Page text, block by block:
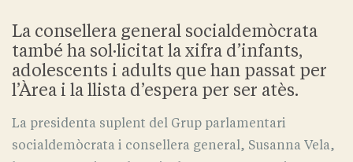
La consellera general socialdemòcrata
també ha sol·licitat la xifra d’infants,
adolescents i adults que han passat per
l’Àrea i la llista d’espera per ser atès.
La presidenta suplent del Grup parlamentari
socialdemòcrata i consellera general, Susanna Vela,